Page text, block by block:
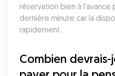
réservation bien à
dernière minute car la
rapidement.
Combien